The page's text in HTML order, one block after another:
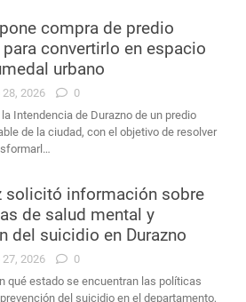
compra de predio
convertirlo en espacio
urbano
2026
0
Intendencia de Durazno de un predio
de la ciudad, con el objetivo de resolver
solicitó información sobre
de salud mental y
del suicidio en Durazno
2026
0
qué estado se encuentran las políticas
del suicidio en el departamento,